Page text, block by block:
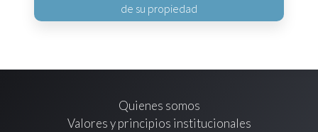
de su propiedad
Quienes somos
Valores y principios institucionales